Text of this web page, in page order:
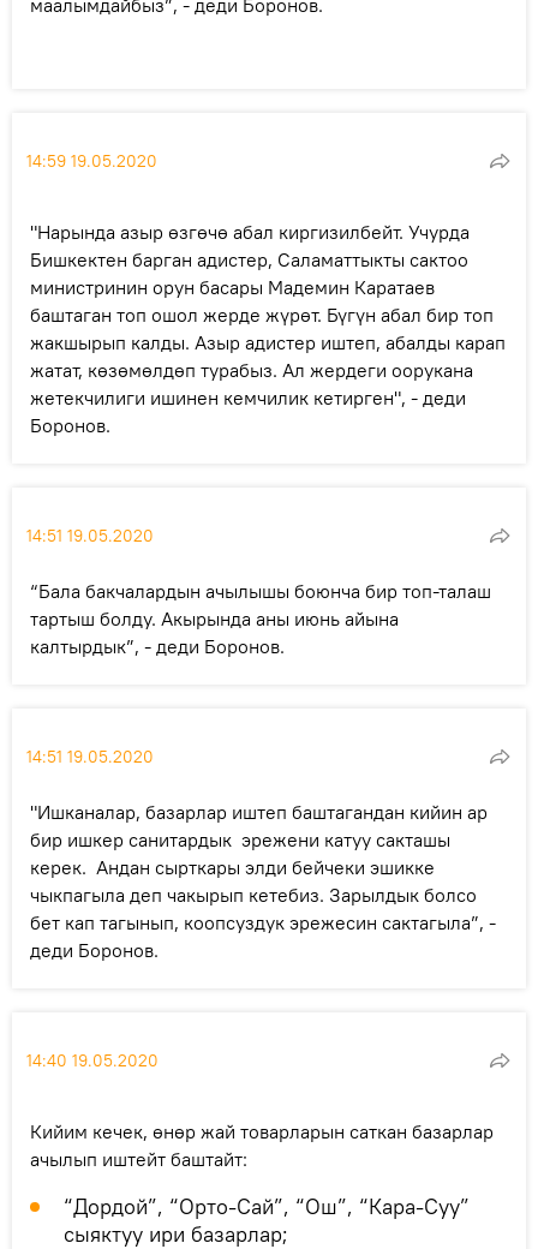
14:59 19.05.2020
"Нарында азыр өзгөчө абал киргизилбейт. Учурда
Бишкектен барган адистер, Саламаттыкты сактоо
министринин орун басары Мадемин Каратаев
баштаган топ ошол жерде жүрөт. Бүгүн абал бир топ
жакшырып калды. Азыр адистер иштеп, абалды карап
жатат, көзөмөлдөп турабыз. Ал жердеги оорукана
жетекчилиги ишинен кемчилик кетирген", - деди
Боронов.
14:51 19.05.2020
“Бала бакчалардын ачылышы боюнча бир топ-талаш
тартыш болду. Акырында аны июнь айына
калтырдык”, - деди Боронов.
14:51 19.05.2020
"Ишканалар, базарлар иштеп баштагандан кийин ар
бир ишкер санитардык эрежени катуу сакташы
керек. Андан сырткары элди бейчеки эшикке
чыкпагыла деп чакырып кетебиз. Зарылдык болсо
бет кап тагынып, коопсуздук эрежесин сактагыла”, -
деди Боронов.
14:40 19.05.2020
Кийим кечек, өнөр жай товарларын саткан базарлар
ачылып иштейт баштайт:
“Дордой”, “Орто-Сай”, “Ош”, “Кара-Суу”
сыяктуу ири базарлар;